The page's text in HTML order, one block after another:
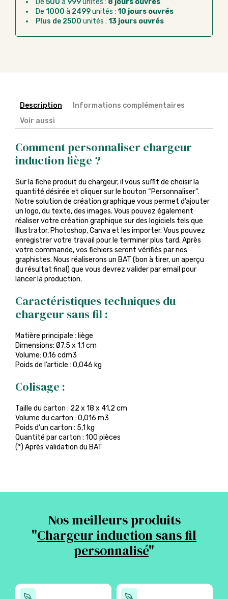
Chorus Pro :règlement par mandat
administratif après la commande
De 500 à 999unités : 8 jours ouvrés
De 1000 à 2499unités : 10 jours ouvrés
Plus de 2500 unités : 13 jours ouvrés
Description
Informations complémentaires
Voir aussi
Comment personnaliser chargeur
induction liège ?
Sur la fiche produit du chargeur, il vous suffit de choisir la
quantité désirée et cliquer sur le bouton “Personnaliser”.
Notre solution de création graphique vous permet d’ajouter
un logo, du texte, des images. Vous pouvez également
réaliser votre création graphique sur des logiciels tels que
Illustrator, Photoshop, Canva et les importer. Vous pouvez
enregistrer votre travail pour le terminer plus tard. Après
votre commande, vos fichiers seront vérifiés par nos
graphistes. Nous réaliserons un BAT (bon à tirer, un aperçu
du résultat final) que vous devrez valider par email pour
lancer la production.
Caractéristiques techniques du
chargeur sans fil :
Matière principale : liège
Dimensions: Ø7,5 x 1,1 cm
Volume: 0,16 cdm3
Poids de l’article : 0,046 kg
Colisage :
Taille du carton : 22 x 18 x 41,2 cm
Volume du carton : 0,016 m3
Poids d’un carton : 5,1 kg
Quantité par carton : 100 pièces
(*) Après validation du BAT
Nos meilleurs produits
"Chargeur induction sans fil
personnalisé"